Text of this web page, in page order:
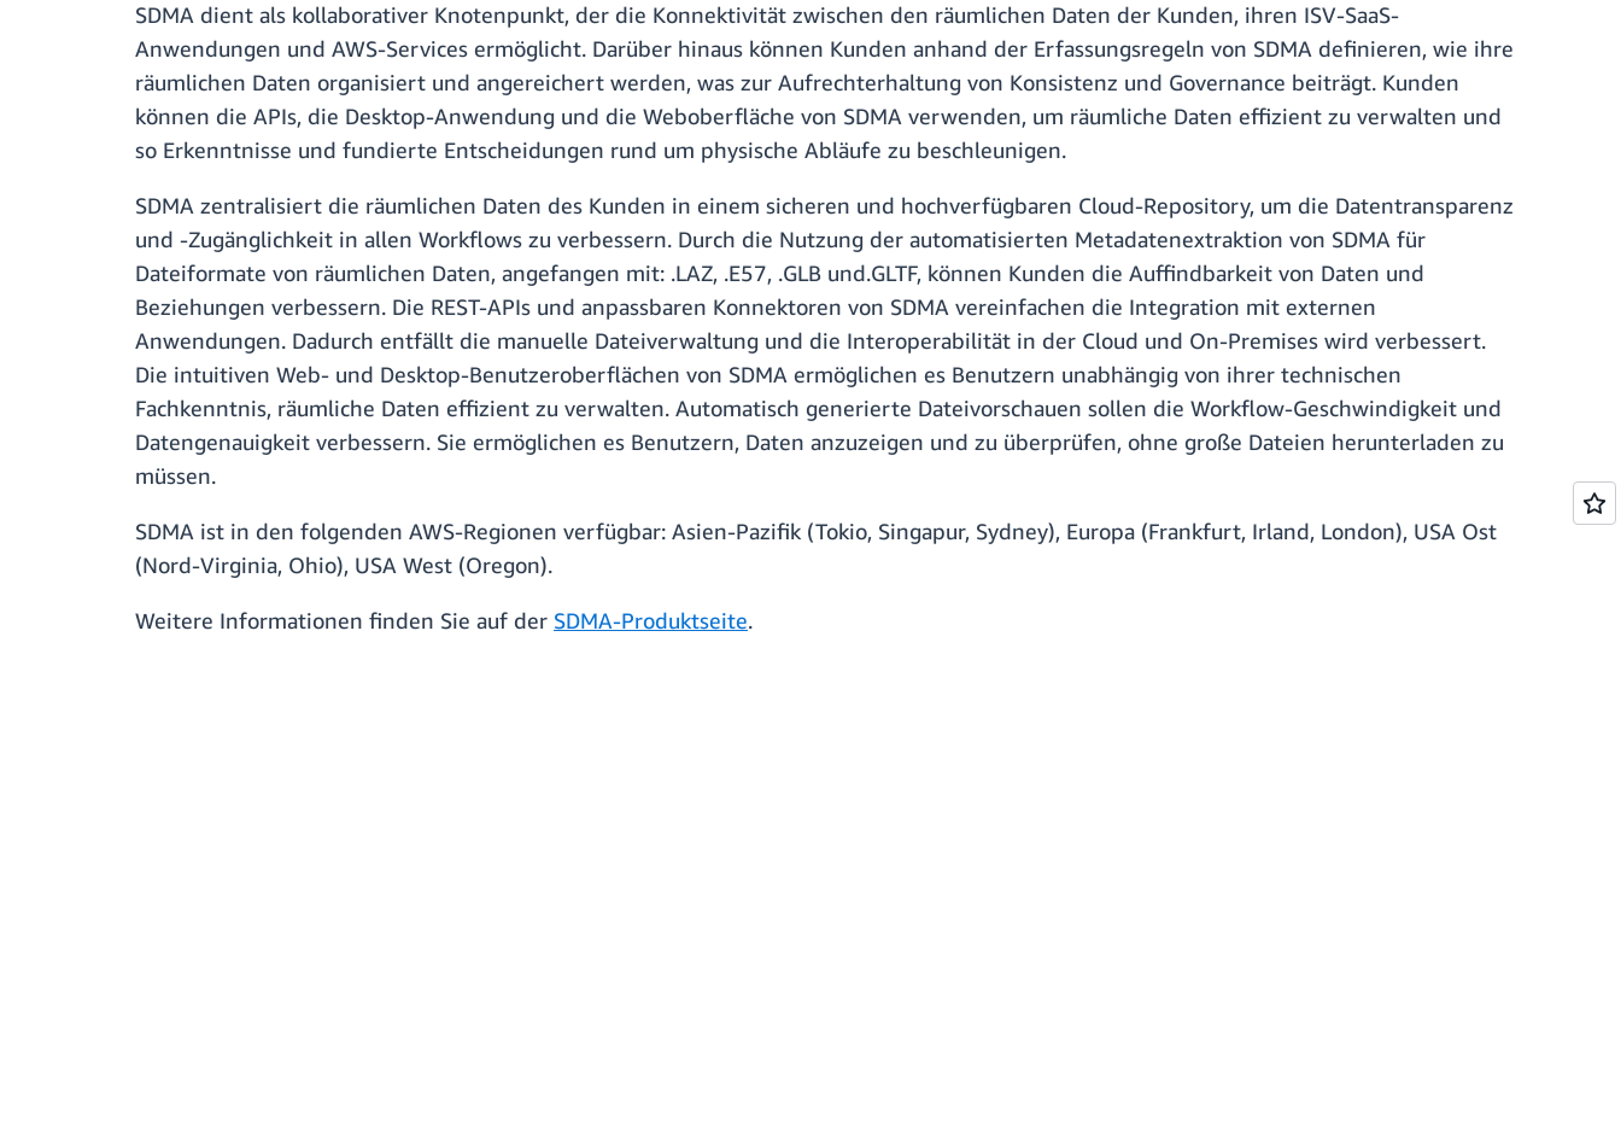
SDMA dient als kollaborativer Knotenpunkt, der die Konnektivität zwischen den räumlichen Daten der Kunden, ihren ISV-SaaS-
Anwendungen und AWS-Services ermöglicht. Darüber hinaus können Kunden anhand der Erfassungsregeln von SDMA definieren, wie ihre
räumlichen Daten organisiert und angereichert werden, was zur Aufrechterhaltung von Konsistenz und Governance beiträgt. Kunden
können die APIs, die Desktop-Anwendung und die Weboberfläche von SDMA verwenden, um räumliche Daten effizient zu verwalten und
so Erkenntnisse und fundierte Entscheidungen rund um physische Abläufe zu beschleunigen.
SDMA zentralisiert die räumlichen Daten des Kunden in einem sicheren und hochverfügbaren Cloud-Repository, um die Datentransparenz
und -Zugänglichkeit in allen Workflows zu verbessern. Durch die Nutzung der automatisierten Metadatenextraktion von SDMA für
Dateiformate von räumlichen Daten, angefangen mit: .LAZ, .E57, .GLB und.GLTF, können Kunden die Auffindbarkeit von Daten und
Beziehungen verbessern. Die REST-APIs und anpassbaren Konnektoren von SDMA vereinfachen die Integration mit externen
Anwendungen. Dadurch entfällt die manuelle Dateiverwaltung und die Interoperabilität in der Cloud und On-Premises wird verbessert.
Die intuitiven Web- und Desktop-Benutzeroberflächen von SDMA ermöglichen es Benutzern unabhängig von ihrer technischen
Fachkenntnis, räumliche Daten effizient zu verwalten. Automatisch generierte Dateivorschauen sollen die Workflow-Geschwindigkeit und
Datengenauigkeit verbessern. Sie ermöglichen es Benutzern, Daten anzuzeigen und zu überprüfen, ohne große Dateien herunterladen zu
müssen.
SDMA ist in den folgenden AWS-Regionen verfügbar: Asien-Pazifik (Tokio, Singapur, Sydney), Europa (Frankfurt, Irland, London), USA Ost
(Nord-Virginia, Ohio), USA West (Oregon).
Weitere Informationen finden Sie auf der SDMA-Produktseite.